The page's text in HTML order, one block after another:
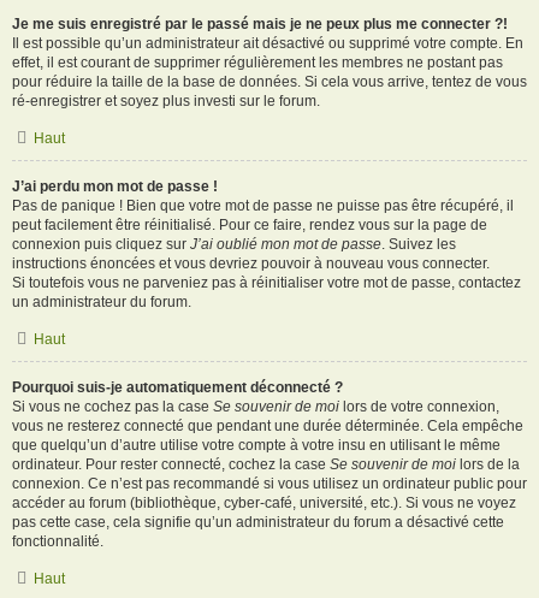
Je me suis enregistré par le passé mais je ne peux plus me connecter ?!
Il est possible qu’un administrateur ait désactivé ou supprimé votre compte. En
effet, il est courant de supprimer régulièrement les membres ne postant pas
pour réduire la taille de la base de données. Si cela vous arrive, tentez de vous
ré-enregistrer et soyez plus investi sur le forum.
Haut
J’ai perdu mon mot de passe !
Pas de panique ! Bien que votre mot de passe ne puisse pas être récupéré, il
peut facilement être réinitialisé. Pour ce faire, rendez vous sur la page de
connexion puis cliquez sur J’ai oublié mon mot de passe. Suivez les
instructions énoncées et vous devriez pouvoir à nouveau vous connecter.
Si toutefois vous ne parveniez pas à réinitialiser votre mot de passe, contactez
un administrateur du forum.
Haut
Pourquoi suis-je automatiquement déconnecté ?
Si vous ne cochez pas la case Se souvenir de moi lors de votre connexion,
vous ne resterez connecté que pendant une durée déterminée. Cela empêche
que quelqu’un d’autre utilise votre compte à votre insu en utilisant le même
ordinateur. Pour rester connecté, cochez la case Se souvenir de moi lors de la
connexion. Ce n’est pas recommandé si vous utilisez un ordinateur public pour
accéder au forum (bibliothèque, cyber-café, université, etc.). Si vous ne voyez
pas cette case, cela signifie qu’un administrateur du forum a désactivé cette
fonctionnalité.
Haut